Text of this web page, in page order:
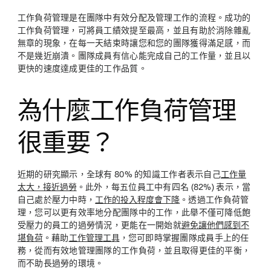
工作負荷管理是在團隊中有效分配及管理工作的流程。成功的
工作負荷管理，可將員工績效提至最高，並且有助於消除雜亂
無章的現象，在每一天結束時讓您和您的團隊獲得滿足感，而
不是幾近崩潰。團隊成員有信心能完成自己的工作量，並且以
更快的速度達成更佳的工作品質。
為什麼工作負荷管理
很重要？
近期的研究顯示，全球有 80% 的知識工作者表示自己工作量
太大，接近過勞 。此外，每五位員工中有四名 (82%) 表示，當
自己處於壓力中時， 工作的投入程度會下降 。透過工作負荷管
理，您可以更有效率地分配團隊中的工作，此舉不僅可降低飽
受壓力的員工的過勞情況，更能在一開始就避免讓他們感到不
堪負荷。藉助工作管理工具，您可即時掌握團隊成員手上的任
務，從而有效地管理團隊的工作負荷，並且取得更佳的平衡，
而不助長過勞的環境。